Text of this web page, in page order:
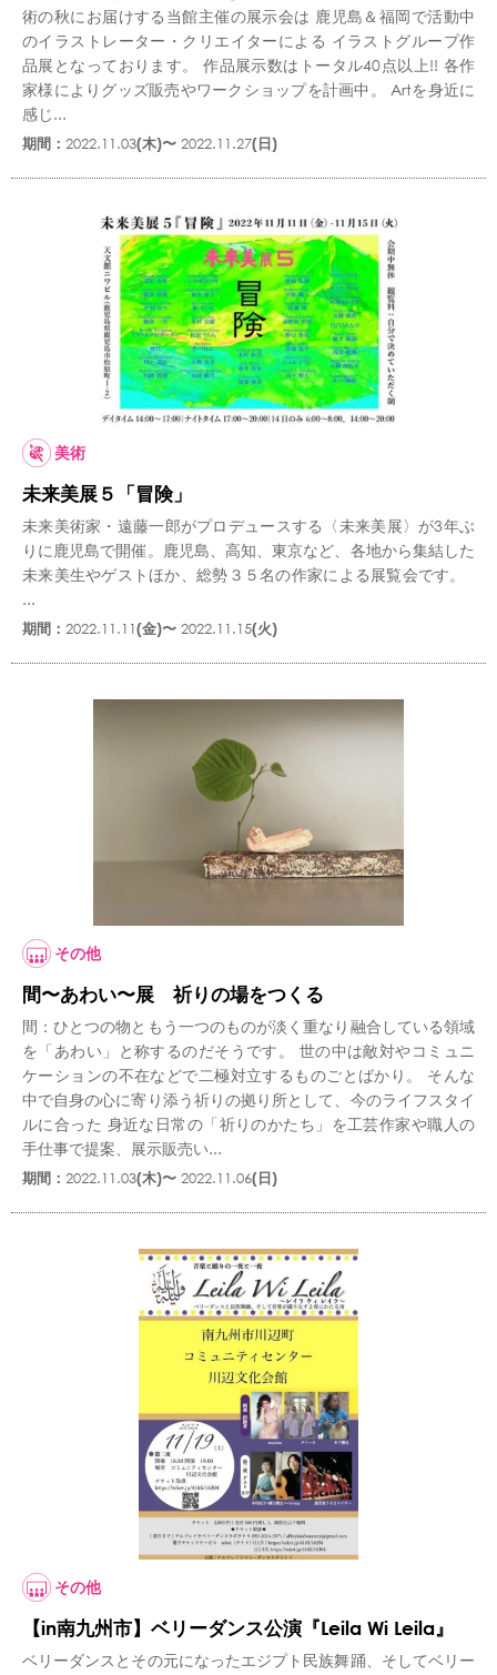
術の秋にお届けする当館主催の展示会は 鹿児島＆福岡で活動中
のイラストレーター・クリエイターによる イラストグループ作
品展となっております。 作品展示数はトータル40点以上!! 各作
家様によりグッズ販売やワークショップを計画中。 Artを身近に
感じ...
期間： 2022.11.03(木)〜 2022.11.27(日)
美術
未来美展５「冒険」
未来美術家・遠藤一郎がプロデュースする〈未来美展〉が3年ぶ
りに鹿児島で開催。鹿児島、高知、東京など、各地から集結した
未来美生やゲストほか、総勢３５名の作家による展覧会です。
...
期間： 2022.11.11(金)〜 2022.11.15(火)
その他
間〜あわい〜展 祈りの場をつくる
間：ひとつの物ともう一つのものが淡く重なり融合している領域
を「あわい」と称するのだそうです。 世の中は敵対やコミュニ
ケーションの不在などで二極対立するものごとばかり。 そんな
中で自身の心に寄り添う祈りの拠り所として、今のライフスタイ
ルに合った 身近な日常の「祈りのかたち」を工芸作家や職人の
手仕事で提案、展示販売い...
期間： 2022.11.03(木)〜 2022.11.06(日)
その他
【in南九州市】ベリーダンス公演『Leila Wi Leila』
ベリーダンスとその元になったエジプト民族舞踊、そしてベリー